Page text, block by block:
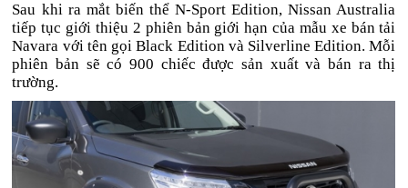
Sau khi ra mắt biến thể N-Sport Edition, Nissan Australia
tiếp tục giới thiệu 2 phiên bản giới hạn của mẫu xe bán tải
Navara với tên gọi Black Edition và Silverline Edition. Mỗi
phiên bản sẽ có 900 chiếc được sản xuất và bán ra thị
trường.